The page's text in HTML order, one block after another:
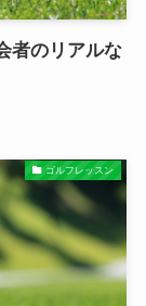
者のリアルな
ゴルフレッスン